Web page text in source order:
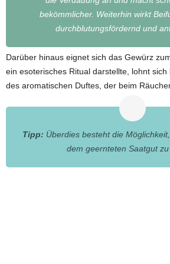
bekömmlicher. Weiterhin wirkt
durchblutungsfördernd und
Darüber hinaus eignet sich das Gewürz
ein esoterisches Ritual darstellte, lohnt
des aromatischen Duftes, der beim
Tipp: Überdies besteht die
dem geernteten Saatgut zu